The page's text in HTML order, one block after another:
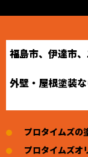
福島市、伊達市
外壁・屋根塗装
プロタイムズの
プロタイムズオ